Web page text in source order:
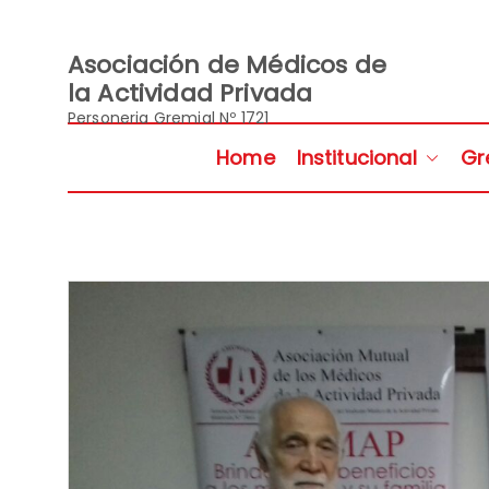
contenidoAsociación de Médicos de
la Actividad Privada
Personeria Gremial Nº 1721
Home Institucional